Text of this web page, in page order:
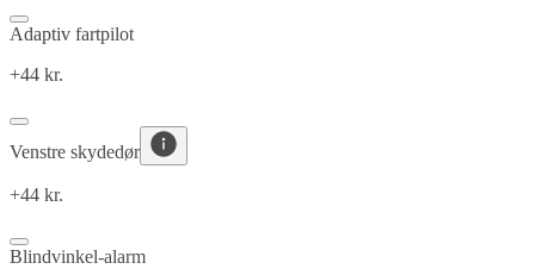
Adaptiv fartpilot
+44 kr.
Venstre skydedør
+44 kr.
Blindvinkel-alarm